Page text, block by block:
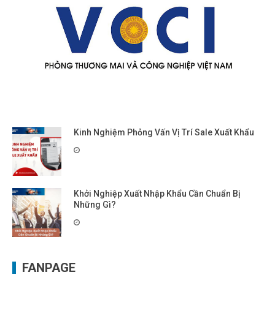
Kinh Nghiệm Phỏng Vấn Vị Trí Sale Xuất Khẩu
Khởi Nghiệp Xuất Nhập Khẩu Cần Chuẩn Bị
Những Gì?
FANPAGE